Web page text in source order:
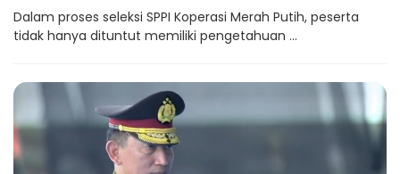
Dalam proses seleksi SPPI Koperasi Merah Putih, peserta
tidak hanya dituntut memiliki pengetahuan ...